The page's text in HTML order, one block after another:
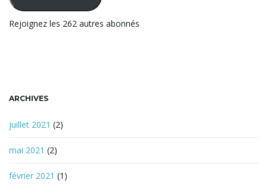
c
Rejoignez les 262 autres abonnés
ARCHIVES
juillet 2021 (2)
mai 2021 (2)
février 2021 (1)